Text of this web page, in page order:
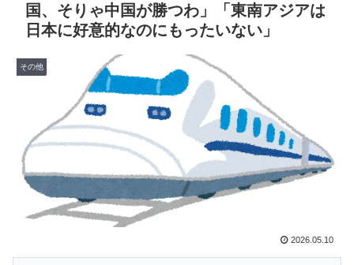
▶
英国人「安心感が違う」冨安健洋、パレス移籍当日にデ
ビュー！圧巻3連続ブロックも披露で現地サポが気づく..
▶ 韓国人「韓国サッカー協会、外国人審判に“性接待”報
道・・・」→「2002年の審判買収が事実だったの
か？」「日本人が言ってたこと正しかったね・・・...
▶ 【海外の反応】日本政府が、アメリカ政府によるネット
ミームとしての任天堂やポケモン使用に対して警告 →
「若者票を集めたいんだろうな」「任天堂の法務部隊が
出てくるぞ」
【朗報】寺田心、ベンチプレス110kgwww
▶
国、そりゃ中国が勝つわ」「東南アジアは
日本に好意的なのにもったいない」
その他
2026.05.10